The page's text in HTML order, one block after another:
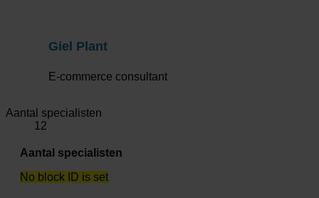
Giel Plant
E-commerce consultant
Aantal specialisten
12
Aantal specialisten
No block ID is set